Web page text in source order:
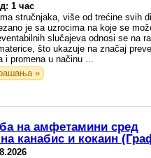
1 час
stručnjaka, više od trećine svih
je sa uzrocima na koje se
slučajeva odnosi se na
što ukazuje na značaj
i promena u načinu ...
»
на амфетамини сред
канабис и кокаин